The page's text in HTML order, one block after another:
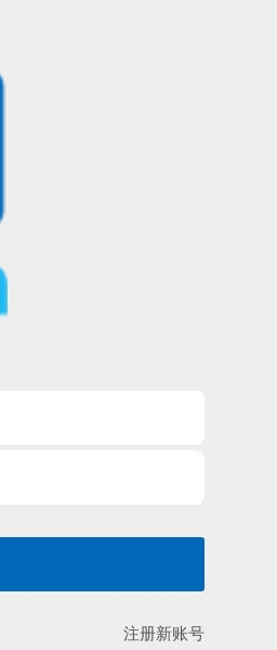
注册新账号